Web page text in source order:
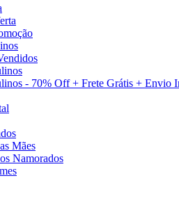
- 70% Off + Frete Grátis + Envio
Mães
Namorados